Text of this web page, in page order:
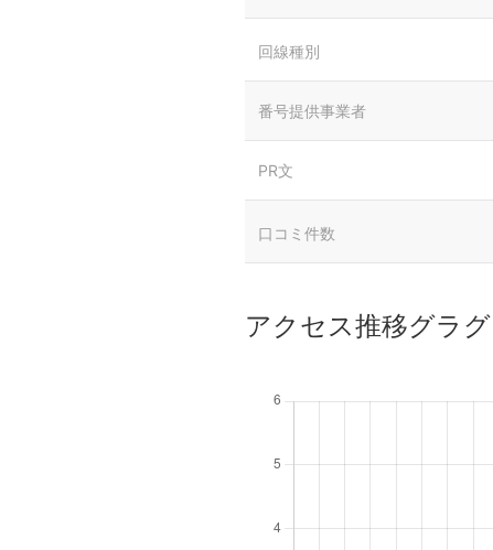
回線種別
番号提供事業者
PR文
口コミ件数
アクセス推移グラグ